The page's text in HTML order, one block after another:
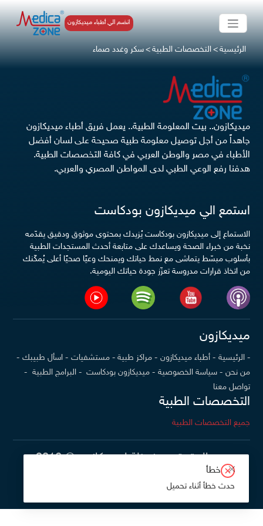
انضم الي أطباء ميديكازون
الرئيسية>التخصصات الطبية>سكر وغدد صماء
استمع الي ميديكازون بودكاست
ميديكازون.. بيت المعلومة الطبية.. يعمل فريق أطباء ميديكازون
جاهداً من أجل توصيل معلومة طبية صحيحة على لسان أفضل
الأطباء في مصر والوطن العربي في كافة التخصصات الطبية.
هدفنا رفع الوعي الطبي لدى المواطن المصري والعربي.
الاستماع إلى ميديكازون بودكاست يُزيدك بمحتوى موثوق ودقيق يقدّمه
نخبة من خبراء الصحة ويساعدك على متابعة أحدث المستجدات الطبية
بأسلوب مبسّط يتماشى مع نمط حياتك ويمنحك وعيًا صحيًا أعلى يُمكّنك
من اتخاذ قرارات مدروسة تعزّز جودة حياتك اليومية.
ميديكازون
- الرئيسية - أطباء ميديكازون - مراكز طبية - مستشفيات - اسأل طبيبك -
من نحن - سياسة الخصوصية - ميديكازون بودكاست - البرامج الطبية -
تواصل معنا
التخصصات الطبية
جميع التخصصات الطبية
جميع الحقوق محفوظة لميديكازون @ 2016-
خطأ
حدث خطأ أثناء تحميل